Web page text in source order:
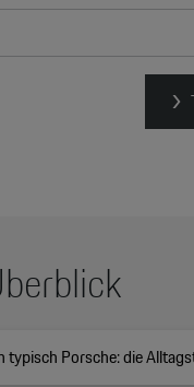
typisch Porsche: die